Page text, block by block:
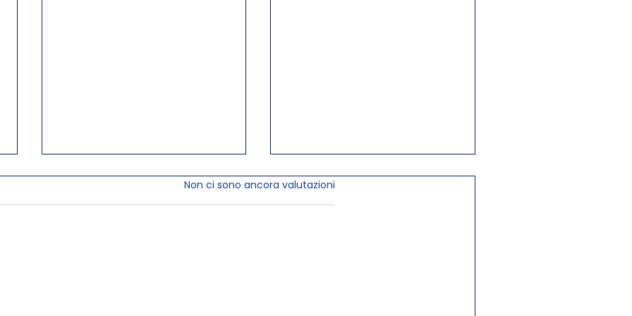
Valutazione 0 stelle su 5.
Non ci sono ancora valutazioni